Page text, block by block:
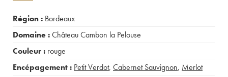
Région : Bordeaux
Domaine :Château Cambon la Pelouse
Couleur : rouge
Encépagement : Petit Verdot, Cabernet Sauvignon, Merlot